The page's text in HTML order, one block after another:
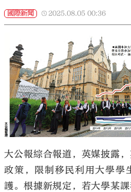
國際新聞 2025.08.05 00:36
大公報綜合報道，英媒披露
政策，限制移民利用大學學
護。根據新規定，若大學某課